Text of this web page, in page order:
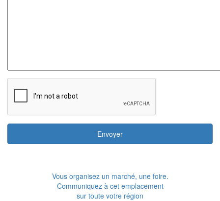
Envoyer
Vous organisez un marché, une foire.
Communiquez à cet emplacement
sur toute votre région